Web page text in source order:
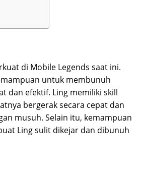
di Mobile Legends saat ini.
untuk membunuh
dan efektif. Ling memiliki skill
bergerak secara cepat dan
musuh. Selain itu, kemampuan
Ling sulit dikejar dan dibunuh